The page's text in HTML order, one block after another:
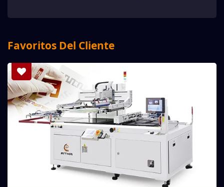
Favoritos Del Cliente